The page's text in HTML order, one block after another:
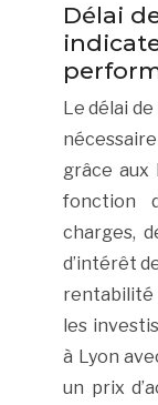
Délai
Le délai
grâce aux
fonction
charges,
d’intérêt
les
à Lyon
un prix